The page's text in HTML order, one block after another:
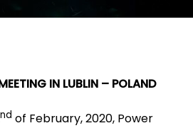
IN LUBLIN – POLAND
nd of February, 2020, Power